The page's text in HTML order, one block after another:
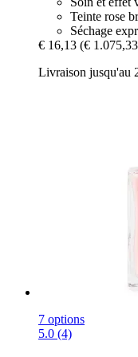
Teinte rose
Séchage
€ 16,13 (€
Livraison jusqu'au
7 options
5.0 (4)